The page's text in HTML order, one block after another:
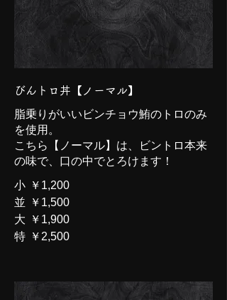
びんトロ丼【ノーマル】
脂乗りがいいビンチョウ鮪のトロのみ
を使用。
こちら【ノーマル】は、ビントロ本来
の味で、口の中でとろけます！
小 ￥1,200
並
￥1,500
大
￥1,900
特 ￥2,500